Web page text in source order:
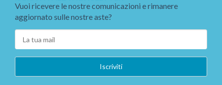
Vuoi ricevere le nostre comunicazioni e rimanere
aggiornato sulle nostre aste?